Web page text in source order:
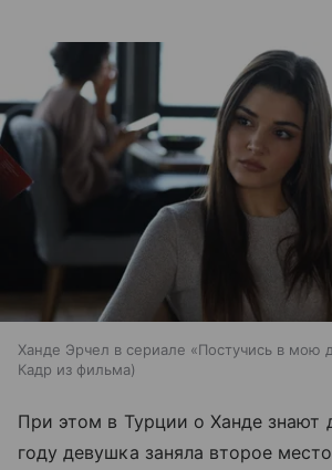
Ханде Эрчел в сериале «Постучись в мою
Кадр из фильма
При этом в Турции о Ханде знают
году девушка заняла второе